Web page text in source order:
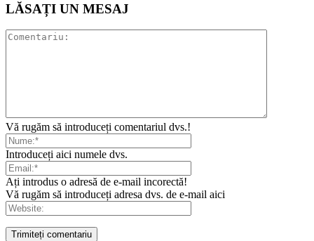
LĂSAȚI UN MESAJ
Vă rugăm să introduceți comentariul dvs.!
Introduceți aici numele dvs.
Ați introdus o adresă de e-mail incorectă!
Vă rugăm să introduceți adresa dvs. de e-mail aici